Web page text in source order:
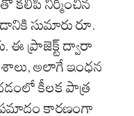
కలిపి నిర్మించిన
సుమారు రూ.
ఈ ప్రాజెక్ట్ ద్వారా
అలాగే ఇంధన
కీలక పాత్ర
ప్రమాదం కారణంగా